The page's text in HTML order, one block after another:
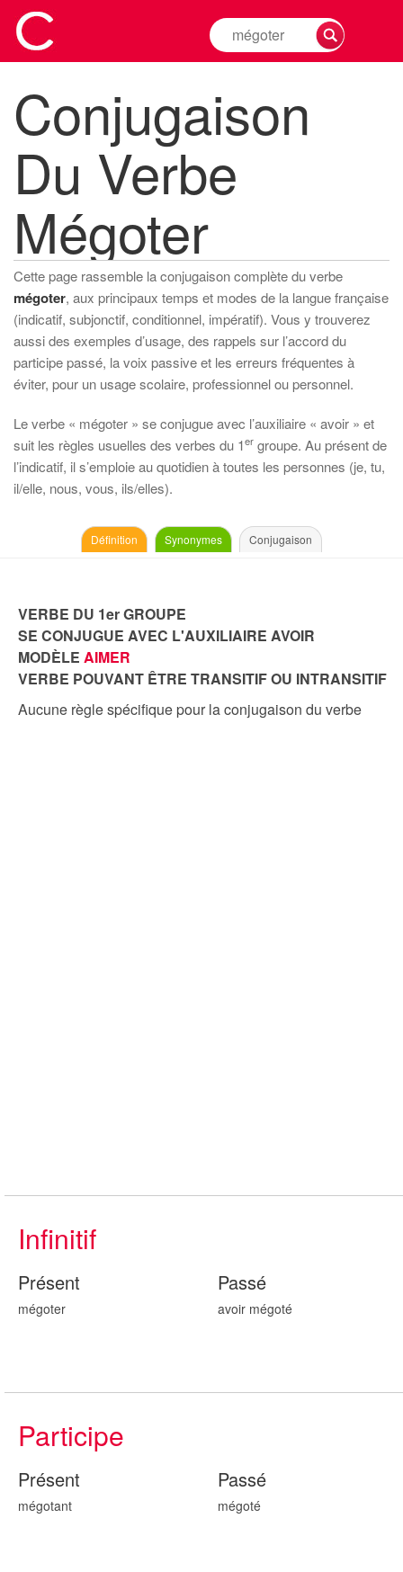
Rechercher
la
d'un
verbe
Conjugaison
Du Verbe
Mégoter
Cette page rassemble la conjugaison complète du verbe
mégoter, aux principaux temps et modes de la langue française
(indicatif, subjonctif, conditionnel, impératif). Vous y trouverez
aussi des exemples d’usage, des rappels sur l’accord du
participe passé, la voix passive et les erreurs fréquentes à
éviter, pour un usage scolaire, professionnel ou personnel.
Le verbe « mégoter » se conjugue avec l’auxiliaire « avoir » et
suit les règles usuelles des verbes du 1er groupe. Au présent de
l’indicatif, il s’emploie au quotidien à toutes les personnes (je, tu,
il/elle, nous, vous, ils/elles).
Définition Synonymes Conjugaison
VERBE DU 1er GROUPE
SE CONJUGUE AVEC L'AUXILIAIRE AVOIR
MODÈLE AIMER
VERBE POUVANT ÊTRE TRANSITIF OU INTRANSITIF
Aucune règle spécifique pour la conjugaison du verbe
Infinitif
Présent
mégoter
Passé
avoir mégoté
Participe
Présent
mégotant
Passé
mégoté